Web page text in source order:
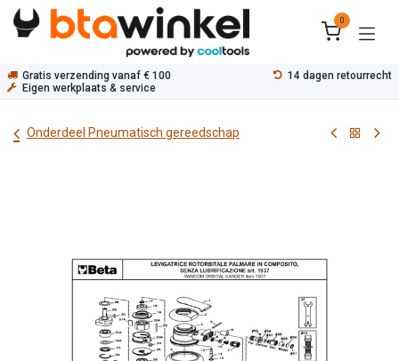
Overslaan naar inhoud
0
Gratis verzending vanaf € 100
14 dagen retourrecht
Eigen werkplaats & service
Onderdeel Pneumatisch gereedschap